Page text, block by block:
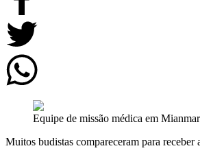
Equipe de missão médica em
Muitos budistas compareceram para